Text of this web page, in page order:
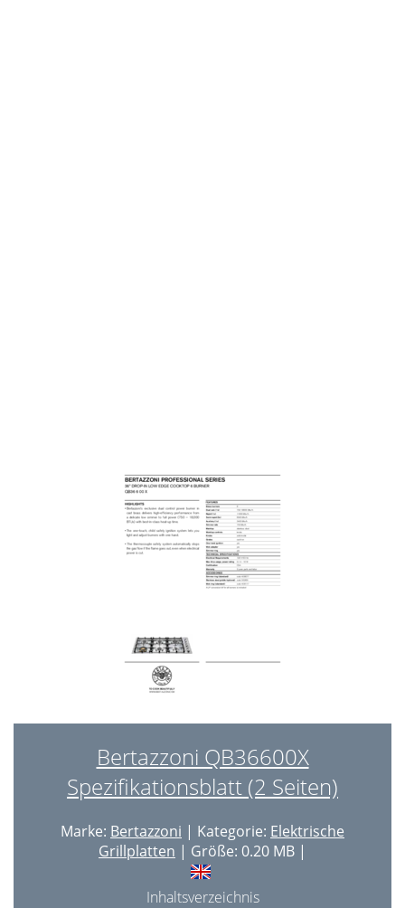
Bertazzoni QB36600X
Spezifikationsblatt (2 Seiten)
Marke: Bertazzoni | Kategorie: Elektrische
Grillplatten | Größe: 0.20 MB |
Inhaltsverzeichnis